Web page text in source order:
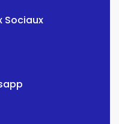
Sociaux